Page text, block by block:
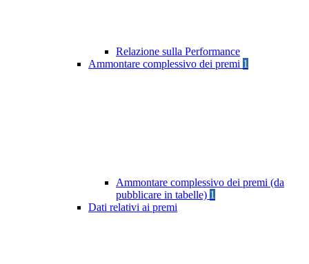
Relazione sulla Performance
Ammontare complessivo dei premi 1
Ammontare complessivo dei premi (da
pubblicare in tabelle) 1
Dati relativi ai premi